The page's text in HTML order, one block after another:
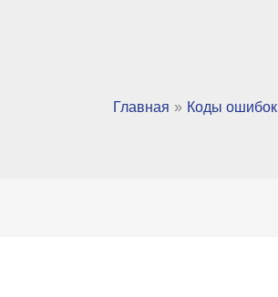
Главная Коды ошибок